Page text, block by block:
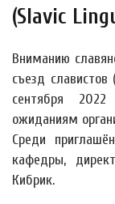
(Slavic
Вниманию
съезд
сентября
ожиданиям
Среди
кафедры,
Кибрик.